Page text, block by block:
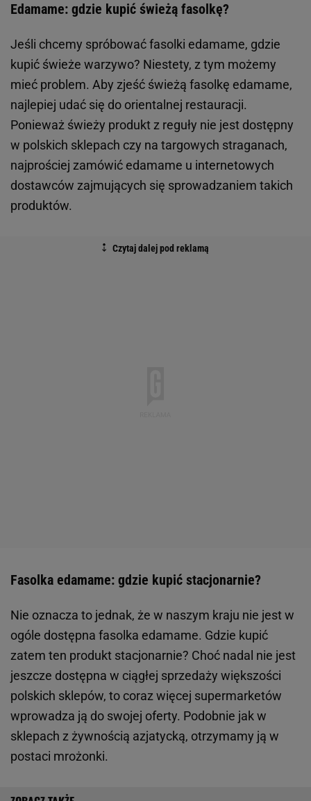
Edamame: gdzie kupić świeżą fasolkę?
Jeśli chcemy spróbować fasolki edamame, gdzie
kupić świeże warzywo? Niestety, z tym możemy
mieć problem. Aby zjeść świeżą fasolkę edamame,
najlepiej udać się do orientalnej restauracji.
Ponieważ świeży produkt z reguły nie jest dostępny
w polskich sklepach czy na targowych straganach,
najprościej zamówić edamame u internetowych
dostawców zajmujących się sprowadzaniem takich
produktów.
Fasolka edamame: gdzie kupić stacjonarnie?
Nie oznacza to jednak, że w naszym kraju nie jest w
ogóle dostępna fasolka edamame. Gdzie kupić
zatem ten produkt stacjonarnie? Choć nadal nie jest
jeszcze dostępna w ciągłej sprzedaży większości
polskich sklepów, to coraz więcej supermarketów
wprowadza ją do swojej oferty. Podobnie jak w
sklepach z żywnością azjatycką, otrzymamy ją w
postaci mrożonki.